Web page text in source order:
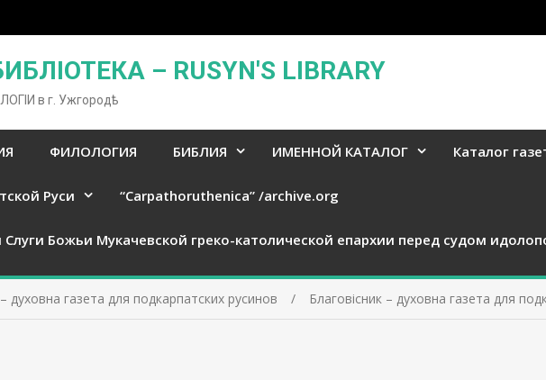
– RUSYN'S LIBRARY
в г. Ужгородѣ
ФИЛОЛОГИЯ БИБЛИЯ ИМЕННОЙ КАТАЛОГ Каталог
Руси “Carpathoruthenica” /archive.org
Божьи Мукачевской греко-католической епархии перед судом
духовна газета для подкарпатских русинов Благовісник – духовна газета для